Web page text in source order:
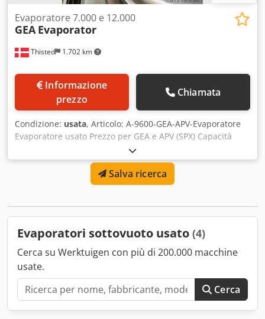
Thisted 1.702 km
Evaporatore 7.000 e 12.000
GEA Evaporator
prezzo
Chiamata
Condizione: usata, Articolo: A-9600-GEA-APV-Evaporatore
Evaporatore usato Prezzo per GEA e APV (SPX) Capacità
7.000 litri e 12.000 litri Dedjvi Razopfx Akqokr Smontato,
spostato in magazzino
Salva ricerca
Evaporatori sottovuoto usato (4)
Cerca su Werktuigen con più di 200.000 macchine
usate.
Cerca